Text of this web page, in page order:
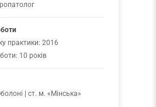
практики: 2016
10 років
| ст. м. «Мінська»